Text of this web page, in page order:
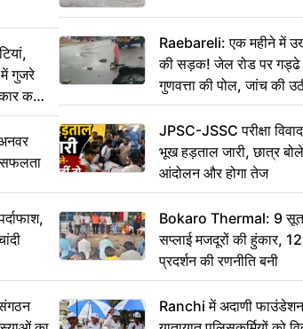
गुजरे
कर
सफलता
Raebareli: एक महीने में
की सड़क! जेल रोड पर गड्ढे
गुणवत्ता की पोल, जांच की
JPSC-JSSC परीक्षा
भूख हड़ताल जारी, छात्र
आंदोलन और होगा तेज
Bokaro Thermal: 9
सप्लाई मजदूरों की हुंकार,
प्रदर्शन की रणनीति बनी
Ranchi में अदाणी